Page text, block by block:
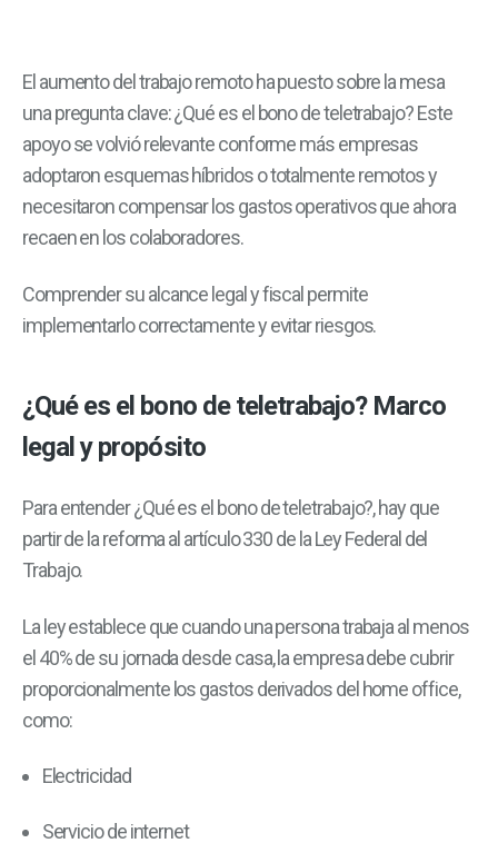
El aumento del trabajo remoto ha puesto sobre la mesa
una pregunta clave: ¿Qué es el bono de teletrabajo? Este
apoyo se volvió relevante conforme más empresas
adoptaron esquemas híbridos o totalmente remotos y
necesitaron compensar los gastos operativos que ahora
recaen en los colaboradores.
Comprender su alcance legal y fiscal permite
implementarlo correctamente y evitar riesgos.
¿Qué es el bono de teletrabajo? Marco
legal y propósito
Para entender ¿Qué es el bono de teletrabajo?, hay que
partir de la reforma al artículo 330 de la Ley Federal del
Trabajo.
La ley establece que cuando una persona trabaja al menos
el 40% de su jornada desde casa, la empresa debe cubrir
proporcionalmente los gastos derivados del home office,
como:
Electricidad
Servicio de internet